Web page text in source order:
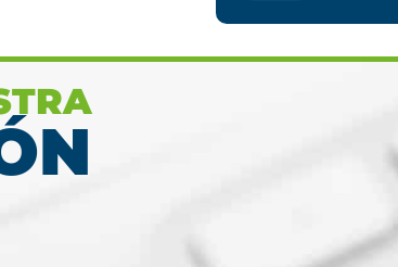
herramientas con las que